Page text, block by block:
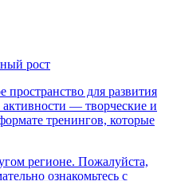
рост
для развития
— творческие и
тренингов, которые
регионе. Пожалуйста,
ознакомьтесь с